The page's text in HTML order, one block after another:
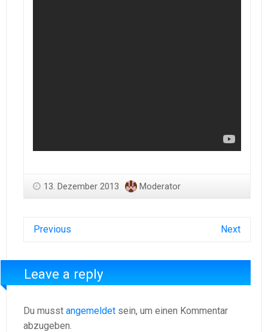
13. Dezember 2013 Moderator
Previous Next
Leave a reply
Du musst angemeldet sein, um einen Kommentar
abzugeben.